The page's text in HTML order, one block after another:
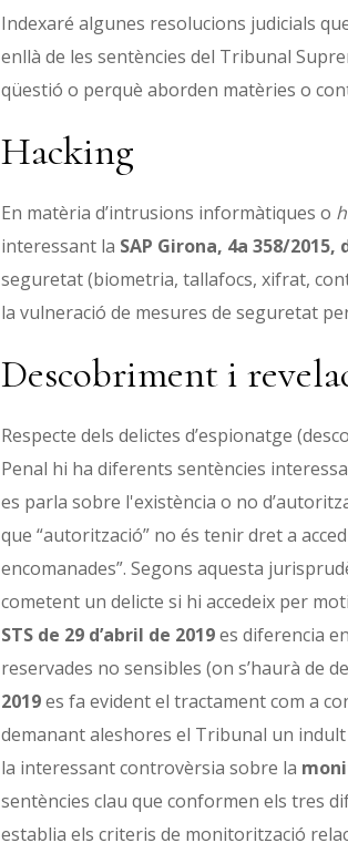
Indexaré algunes resolucions judicials
enllà de les sentències del Tribunal
qüestió o perquè aborden matèries o
Hacking
En matèria d’intrusions informàtiques o
interessant la SAP Girona, 4a 358/2015,
seguretat (biometria, tallafocs, xifrat,
la vulneració de mesures de seguretat
Descobriment i
Respecte dels delictes d’espionatge
Penal hi ha diferents sentències
es parla sobre l'existència o no
que “autorització” no és tenir dret a
encomanades”. Segons aquesta
cometent un delicte si hi accedeix per
STS de 29 d’abril de 2019es diferencia
reservades no sensibles (on s’haurà de
2019es fa evident el tractament com a
demanant aleshores el Tribunal un indult
la interessant controvèrsia sobre la
sentències clau que conformen els tres
establia els criteris de monitorització